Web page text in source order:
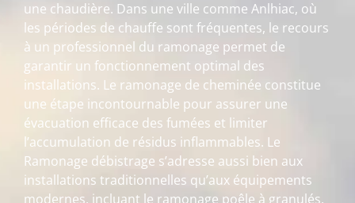
une chaudière. Dans une ville comme Anlhiac, où
les périodes de chauffe sont fréquentes, le recours
à un professionnel du ramonage permet de
garantir un fonctionnement optimal des
installations. Le ramonage de cheminée constitue
une étape incontournable pour assurer une
évacuation efficace des fumées et limiter
l’accumulation de résidus inflammables. Le
Ramonage débistrage s’adresse aussi bien aux
installations traditionnelles qu’aux équipements
modernes, incluant le ramonage poêle à granulés,